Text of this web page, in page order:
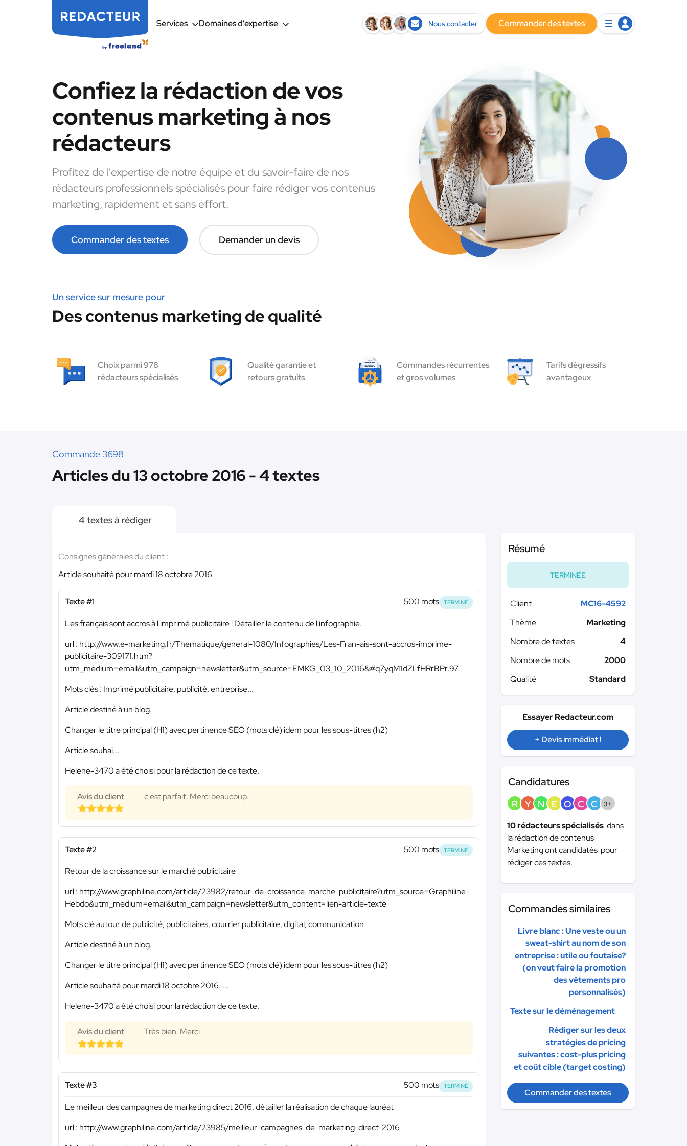
Services Domaines d’expertise Nous contacter Commander des textes
Confiez la rédaction de vos
contenus marketing à nos
rédacteurs
Profitez de l'expertise de notre équipe et du savoir-faire de nos
rédacteurs professionnels spécialisés pour faire rédiger vos contenus
marketing, rapidement et sans effort.
Commander des textes Demander un devis
Un service sur mesure pour
Des contenus marketing de qualité
Choix parmi 978
rédacteurs spécialisés
Qualité garantie et
retours gratuits
Commandes récurrentes
et gros volumes
Tarifs dégressifs
avantageux
Commande 3698
Articles du 13 octobre 2016 - 4 textes
4 textes à rédiger
Consignes générales du client :
Article souhaité pour mardi 18 octobre 2016
Texte #1 500 mots TERMINÉ
Les français sont accros à l'imprimé publicitaire ! Détailler le contenu de l'infographie.
url : http://www.e-marketing.fr/Thematique/general-1080/Infographies/Les-Fran-ais-sont-accros-imprime-
publicitaire-309171.htm?
utm_medium=email&utm_campaign=newsletter&utm_source=EMKG_03_10_2016&#q7yqM1dZLfHRrBPr.97
Mots clés : Imprimé publicitaire, publicité, entreprise...
Article destiné à un blog.
Changer le titre principal (H1) avec pertinence SEO (mots clé) idem pour les sous-titres (h2)
Article souhai...
Helene-3470 a été choisi pour la rédaction de ce texte.
Avis du client c'est parfait. Merci beaucoup.
Texte #2 500 mots TERMINÉ
Retour de la croissance sur le marché publicitaire
url : http://www.graphiline.com/article/23982/retour-de-croissance-marche-publicitaire?utm_source=Graphiline-
Hebdo&utm_medium=email&utm_campaign=newsletter&utm_content=lien-article-texte
Mots clé autour de publicité, publicitaires, courrier publicitaire, digital, communication
Article destiné à un blog.
Changer le titre principal (H1) avec pertinence SEO (mots clé) idem pour les sous-titres (h2)
Article souhaité pour mardi 18 octobre 2016. ...
Helene-3470 a été choisi pour la rédaction de ce texte.
Avis du client Très bien. Merci
Texte #3 500 mots TERMINÉ
Le meilleur des campagnes de marketing direct 2016. détailler la réalisation de chaque lauréat
url : http://www.graphiline.com/article/23985/meilleur-campagnes-de-marketing-direct-2016
Résumé
TERMINÉE
Client
MC16-4592
Thème
Marketing
Nombre de textes
4
Nombre de mots
2000
Qualité
Standard
Essayer Redacteur.com
+ Devis immédiat !
Candidatures
R Y N E O C C 3+
10 rédacteurs spécialisés dans
la rédaction de contenus
Marketing ont candidatés pour
rédiger ces textes.
Commandes similaires
Livre blanc : Une veste ou un
sweat-shirt au nom de son
entreprise : utile ou foutaise?
(on veut faire la promotion
des vêtements pro
personnalisés)
Texte sur le déménagement
Rédiger sur les deux
stratégies de pricing
suivantes : cost-plus pricing
et coût cible (target costing)
Commander des textes